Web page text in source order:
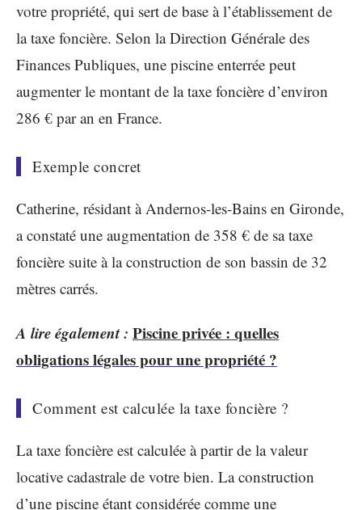
votre propriété, qui sert de base à l’établissement de
la taxe foncière. Selon la Direction Générale des
Finances Publiques, une piscine enterrée peut
augmenter le montant de la taxe foncière d’environ
286 € par an en France.
Exemple concret
Catherine, résidant à Andernos-les-Bains en Gironde,
a constaté une augmentation de 358 € de sa taxe
foncière suite à la construction de son bassin de 32
mètres carrés.
A lire également : Piscine privée : quelles
obligations légales pour une propriété ?
Comment est calculée la taxe foncière ?
La taxe foncière est calculée à partir de la valeur
locative cadastrale de votre bien. La construction
d’une piscine étant considérée comme une